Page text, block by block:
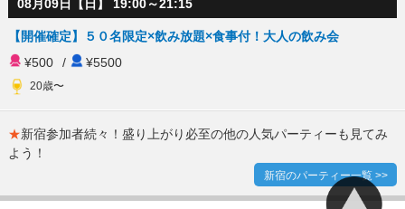
08月09日【日】 19:00～21:15
【開催確定】５０名限定×飲み放題×食事付！大人の飲み会
¥500
/ ¥5500
20歳〜
★新宿参加者続々！盛り上がり必至の他の人気パーティーも見てみ
よう！
新宿のパーティー一覧 >>